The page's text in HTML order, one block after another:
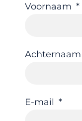
Voornaam
Achternaam
E-mail